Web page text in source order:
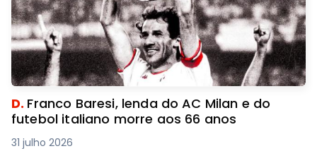
D. Franco Baresi, lenda do AC Milan e do
futebol italiano morre aos 66 anos
31 julho 2026